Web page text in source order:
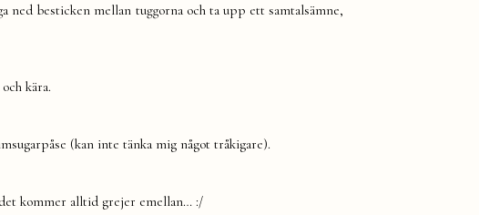
ned besticken mellan tuggorna och ta upp ett samtalsämne,
kära.
(kan inte tänka mig något tråkigare).
kommer alltid grejer emellan… :/